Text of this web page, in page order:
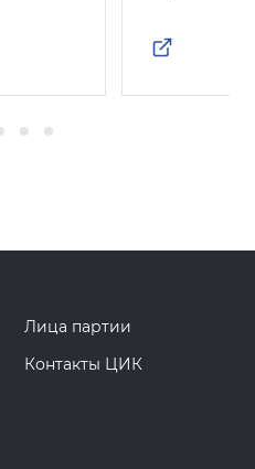
Лица партии
Контакты ЦИК